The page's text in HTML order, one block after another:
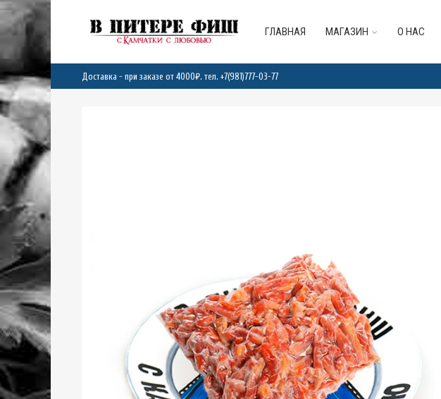
ГЛАВНАЯ МАГАЗИН О НАС
Доставка - при заказе от 4000₽. тел. +7(981)777-03-77